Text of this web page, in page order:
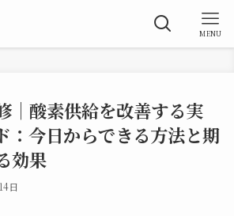
MENU
｜酸素供給を改善する実
：今日からできる方法と期
効果
日